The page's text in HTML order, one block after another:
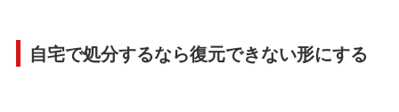
自宅で処分するなら復元できない形にする